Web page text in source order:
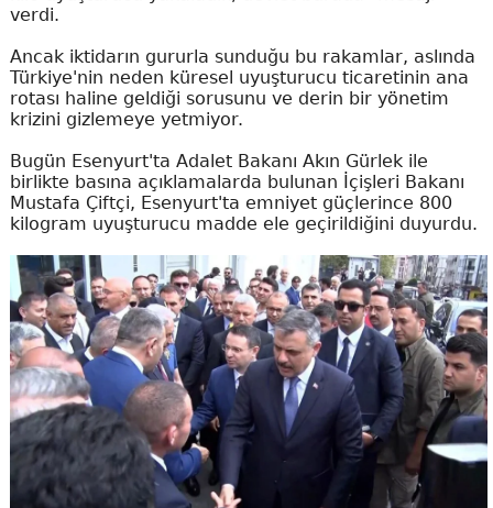
verdi.
Ancak iktidarın gururla sunduğu bu rakamlar, aslında
Türkiye'nin neden küresel uyuşturucu ticaretinin ana
rotası haline geldiği sorusunu ve derin bir yönetim
krizini gizlemeye yetmiyor.
Bugün Esenyurt'ta Adalet Bakanı Akın Gürlek ile
birlikte basına açıklamalarda bulunan İçişleri Bakanı
Mustafa Çiftçi, Esenyurt'ta emniyet güçlerince 800
kilogram uyuşturucu madde ele geçirildiğini duyurdu.